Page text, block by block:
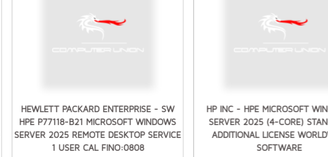
HEWLETT PACKARD ENTERPRISE - SW
HPE P77118-B21 MICROSOFT WINDOWS
SERVER 2025 REMOTE DESKTOP SERVICE
1 USER CAL FINO:0808
HP INC - HPE MICROSOFT
SERVER 2025 (4-CORE)
ADDITIONAL LICENSE
SOFTWARE